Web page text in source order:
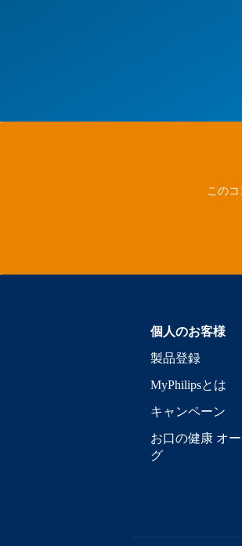
この
個人のお客様
製品登録
MyPhilipsとは
キャンペーン
お口の健康 オ
グ